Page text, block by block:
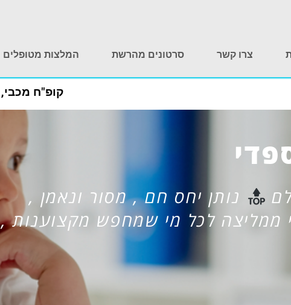
צרו קשר סרטונים מהרשת המלצות מטופלים
קופ"ח מכבי, הכרמל 20 מרכז הבמה,
אדיב נעים סימפטי